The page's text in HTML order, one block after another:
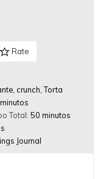
Rate
crunch, Torta
minutos
Total: 50 minutos
Journal